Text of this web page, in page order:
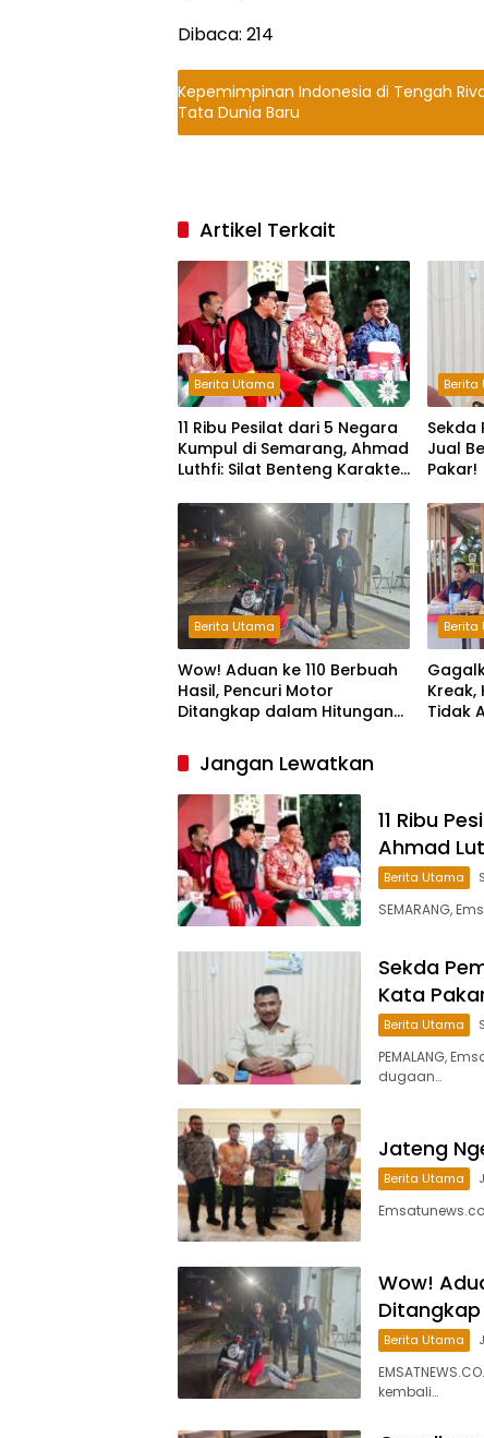
Dibaca: 214
Kepemimpinan Indonesia di Tengah
Tata Dunia Baru
Artikel Terkait
Berita Utama
11 Ribu Pesilat dari 5 Negara
Kumpul di Semarang, Ahmad
Luthfi: Silat Benteng Karakter
Berita
Sekda
Jual
Pakar!
Berita Utama
Wow! Aduan ke 110 Berbuah
Hasil, Pencuri Motor
Ditangkap dalam Hitungan
Berita
Kreak,
Tidak
Jangan Lewatkan
11 Ribu
Ahmad
Berita Utama
SEMARANG,
Sekda
Kata
Berita Utama
PEMALANG,
dugaan…
Jateng
Berita Utama
Wow!
Berita Utama
kembali…